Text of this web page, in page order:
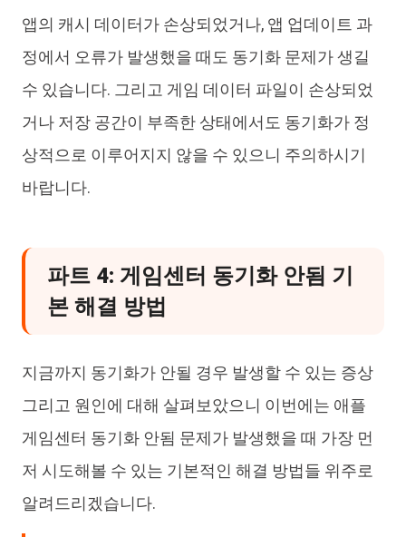
앱의 캐시 데이터가 손상되었거나, 앱 업데이트 과
정에서 오류가 발생했을 때도 동기화 문제가 생길
수 있습니다. 그리고 게임 데이터 파일이 손상되었
거나 저장 공간이 부족한 상태에서도 동기화가 정
상적으로 이루어지지 않을 수 있으니 주의하시기
바랍니다.
파트 4: 게임센터 동기화 안됨 기
본 해결 방법
지금까지 동기화가 안될 경우 발생할 수 있는 증상
그리고 원인에 대해 살펴보았으니 이번에는 애플
게임센터 동기화 안됨 문제가 발생했을 때 가장 먼
저 시도해볼 수 있는 기본적인 해결 방법들 위주로
알려드리겠습니다.